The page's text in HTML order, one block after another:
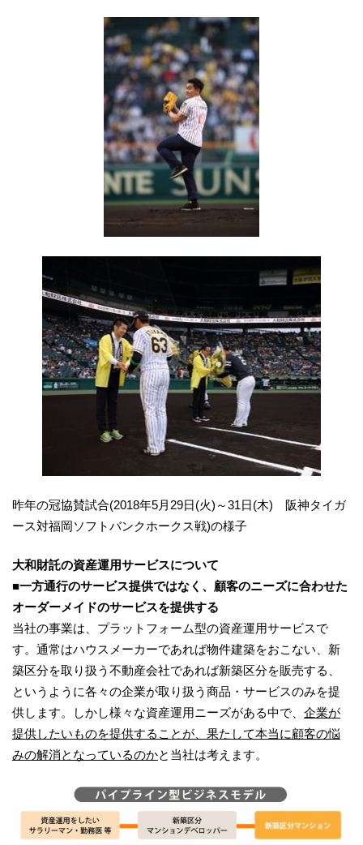
昨年の冠協賛試合(2018年5月29日(火)～31日(木) 阪神タイガ
ース対福岡ソフトバンクホークス戦)の様子
大和財託の資産運用サービスについて
■一方通行のサービス提供ではなく、顧客のニーズに合わせた
オーダーメイドのサービスを提供する
当社の事業は、プラットフォーム型の資産運用サービスで
す。通常はハウスメーカーであれば物件建築をおこない、新
築区分を取り扱う不動産会社であれば新築区分を販売する、
というように各々の企業が取り扱う商品・サービスのみを提
供します。しかし様々な資産運用ニーズがある中で、 企業が
提供したいものを提供することが、果たして本当に顧客の悩
みの解消となっているのかと当社は考えます。